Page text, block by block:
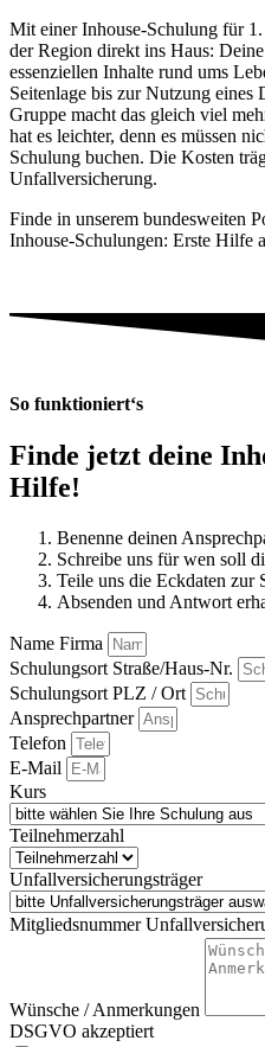
Mit einer Inhouse-Schulung für
der Region direkt ins Haus:
essenziellen Inhalte rund ums
Seitenlage bis zur Nutzung
Gruppe macht das gleich viel
hat es leichter, denn es müssen
Schulung buchen. Die Kosten
Unfallversicherung.
Finde in unserem bundesweiten
Inhouse-Schulungen: Erste Hilfe
So funktioniert‘s
Finde jetzt deine
Hilfe!
Benenne deinen
Schreibe uns für wen soll
Teile uns die Eckdaten zur
Absenden und Antwort
Name Firma
Schulungsort Straße/Haus-Nr.
Schulungsort PLZ / Ort
Ansprechpartner
Telefon
E-Mail
Kurs
Teilnehmerzahl
Unfallversicherungsträger
Mitgliedsnummer
Wünsche / Anmerkungen
DSGVO akzeptiert